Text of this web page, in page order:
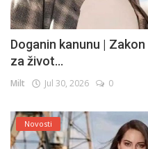
Doganin kanunu |
za život...
Milt Jul 30, 2026 0
Novosti